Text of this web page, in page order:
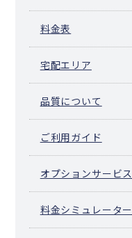
料金表
宅配エリア
品質について
ご利用ガイド
オプションサービス
料金シミュレーター